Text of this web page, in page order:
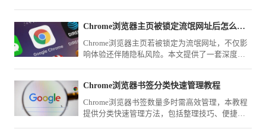
Chrome浏览器主页被锁定流氓网址后怎么通过注册表彻底修复
Chrome浏览器主页若被锁定为流氓网址，不仅影
响体验还伴随隐私风险。本文提供了一套深度清
Chrome浏览器书签分类快速管理教程
Chrome浏览器书签数量多时需高效管理，本教程
提供分类快速管理方法，包括整理技巧、便捷访